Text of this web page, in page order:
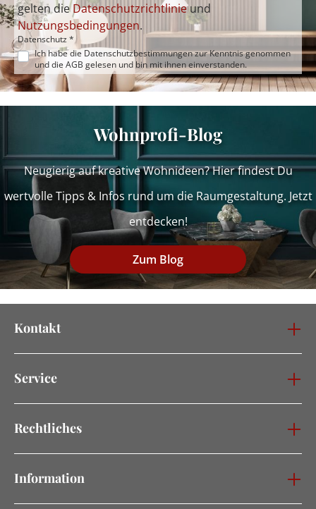
gelten dieDatenschutzrichtlinieund
Nutzungsbedingungen.
Datenschutz *
Ich habe die Datenschutzbestimmungenzur Kenntnis genommen
und die AGB gelesen und bin mit ihnen einverstanden.
Wohnprofi-Blog
Neugierig auf kreative Wohnideen? Hier findest Du
wertvolle Tipps & Infos rund um die Raumgestaltung. Jetzt
entdecken!
Zum Blog
Kontakt
Service
Rechtliches
Information